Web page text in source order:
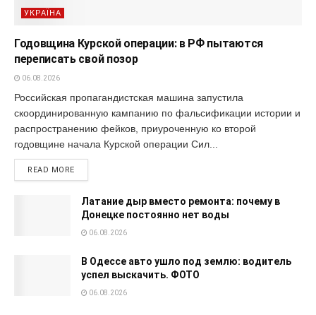
УКРАЇНА
Годовщина Курской операции: в РФ пытаются
переписать свой позор
06.08.2026
Российская пропагандистская машина запустила
скоординированную кампанию по фальсификации истории и
распространению фейков, приуроченную ко второй
годовщине начала Курской операции Сил...
READ MORE
Латание дыр вместо ремонта: почему в
Донецке постоянно нет воды
06.08.2026
В Одессе авто ушло под землю: водитель
успел выскачить. ФОТО
06.08.2026